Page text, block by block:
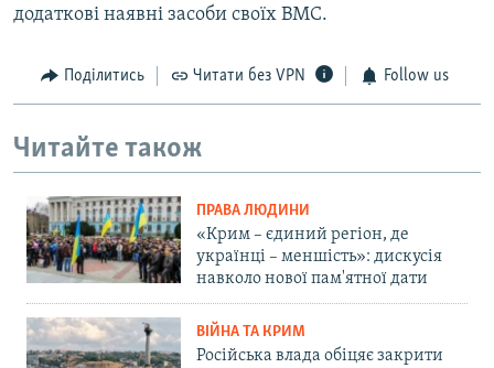
додаткові наявні засоби своїх ВМС.
Поділитись Читати без VPN Follow us
Читайте також
ПРАВА ЛЮДИНИ
«Крим – єдиний регіон, де
українці – меншість»: дискусія
навколо нової пам'ятної дати
ВІЙНА ТА КРИМ
Російська влада обіцяє закрити